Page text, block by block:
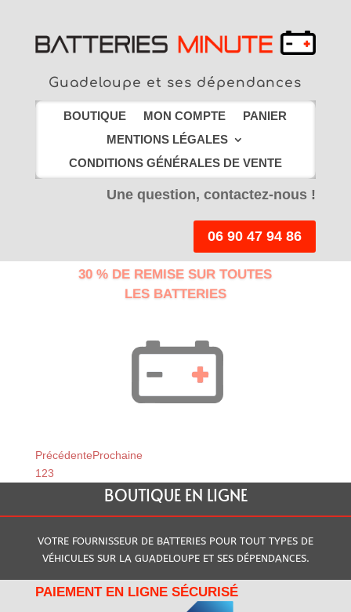
Guadeloupe et ses dépendances
BOUTIQUE MON COMPTE
PANIER
MENTIONS LÉGALES
CONDITIONS GÉNÉRALES DE VENTE
Une question, contactez-nous !
06 90 47 94 86
30 % DE REMISE SUR TOUTES
LES BATTERIES
PrécédenteProchaine
1 23
BOUTIQUE EN LIGNE
VOTRE FOURNISSEUR DE BATTERIES POUR TOUT TYPES DE
VÉHICULES SUR LA GUADELOUPE ET SES DÉPENDANCES.
PAIEMENT EN LIGNE SÉCURISÉ